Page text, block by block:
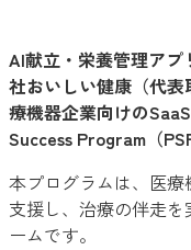
AI献立・栄養管理ア
社おいしい健康（代
療機器企業向けの
Success Program（
本プログラムは、医
支援し、治療の伴走
ームです。